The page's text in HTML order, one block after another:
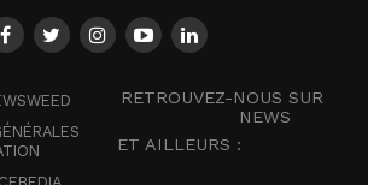
RETROUVEZ-NOUS SUR
NEWS
ET AILLEURS :